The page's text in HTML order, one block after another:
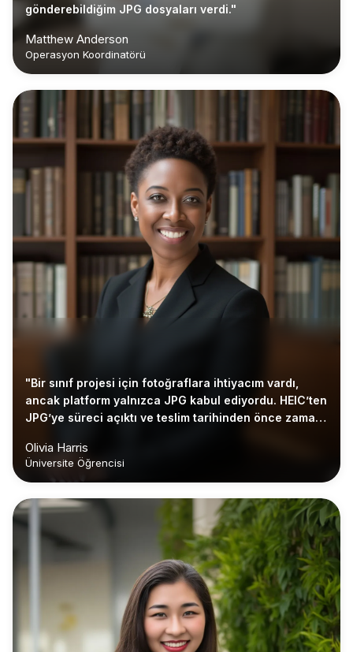
gönderebildiğim JPG dosyaları verdi."
Matthew Anderson
Operasyon Koordinatörü
"Bir sınıf projesi için fotoğraflara ihtiyacım vardı,
ancak platform yalnızca JPG kabul ediyordu. HEIC’ten
JPG’ye süreci açıktı ve teslim tarihinden önce zaman
Olivia Harris
Üniversite Öğrencisi